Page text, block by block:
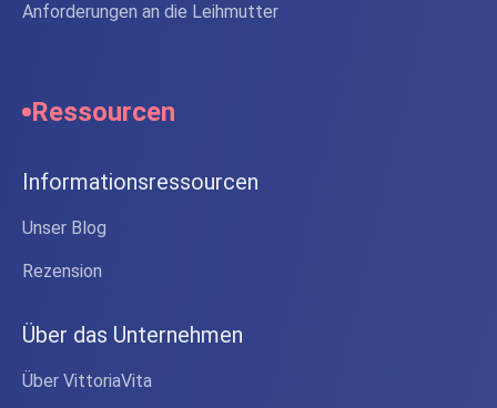
Anforderungen an die Leihmutter
Ressourcen
Informationsressourcen
Unser Blog
Rezension
Über das Unternehmen
Über VittoriaVita